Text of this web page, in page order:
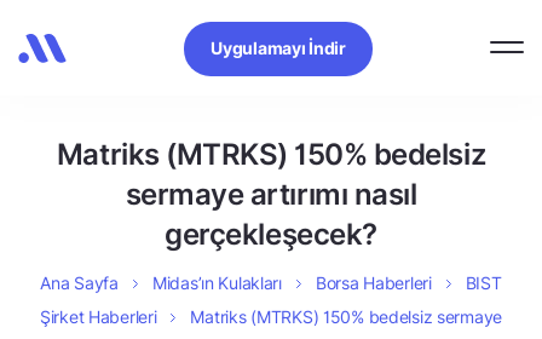
Uygulamayı İndir
Matriks (MTRKS) 150% bedelsiz
sermaye artırımı nasıl
gerçekleşecek?
Ana Sayfa Midas’ın Kulakları Borsa Haberleri
BIST
Şirket Haberleri
Matriks (MTRKS) 150% bedelsiz sermaye